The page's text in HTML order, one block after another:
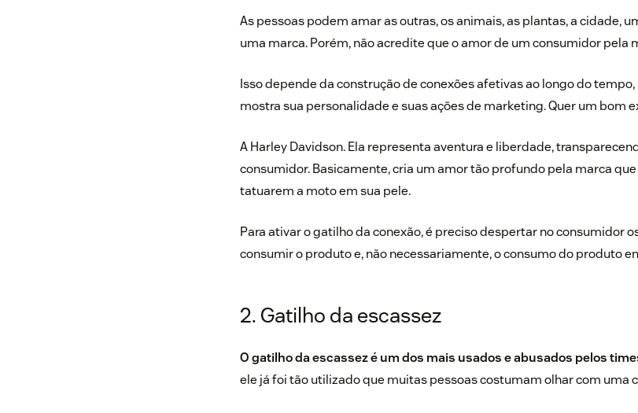
As pessoas podem amar as outras, os animais, as plantas, a cidade,
uma marca. Porém, não acredite que o amor de um consumidor pela
Isso depende da construção de conexões afetivas ao longo do
mostra sua personalidade e suas ações de marketing. Quer um bom
A Harley Davidson. Ela representa aventura e liberdade,
consumidor. Basicamente, cria um amor tão profundo pela marca
tatuarem a moto em sua pele.
Para ativar o gatilho da conexão, é preciso despertar no consumidor
consumir o produto e, não necessariamente, o consumo do produto
2. Gatilho da escassez
O gatilho da escassez é um dos mais usados e abusados pelos
ele já foi tão utilizado que muitas pessoas costumam olhar com uma